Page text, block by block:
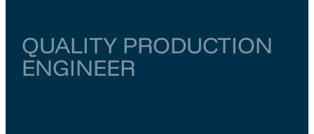
QUALITY PRODUCTION
ENGINEER